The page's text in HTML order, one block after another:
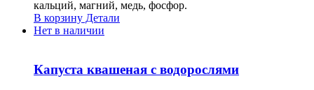
кальций, магний, медь, фосфор.
В корзину Детали
Нет в наличии
Капуста квашеная с водорослями